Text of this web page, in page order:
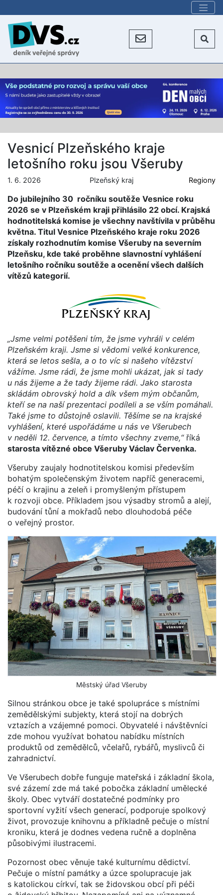
Vesnicí Plzeňského kraje
letošního roku jsou Všeruby
1. 6. 2026 Plzeňský kraj Regiony
Do jubilejního 30 ročníku soutěže Vesnice roku
2026 se v Plzeňském kraji přihlásilo 22 obcí. Krajská
hodnotitelská komise je všechny navštívila v průběhu
května. Titul Vesnice Plzeňského kraje roku 2026
získaly rozhodnutím komise Všeruby na severním
Plzeňsku, kde také proběhne slavnostní vyhlášení
letošního ročníku soutěže a ocenění všech dalších
vítězů kategorií.
„Jsme velmi potěšeni tím, že jsme vyhráli v celém
Plzeňském kraji. Jsme si vědomi velké konkurence,
která se letos sešla, a o to víc si našeho vítězství
vážíme. Jsme rádi, že jsme mohli ukázat, jak si tady
u nás žijeme a že tady žijeme rádi. Jako starosta
skládám obrovský hold a dík všem mým občanům,
kteří se na naší prezentaci podíleli a se vším pomáhali.
Také jsme to důstojně oslavili. Těšíme se na krajské
vyhlášení, které uspořádáme u nás ve Všerubech
v neděli 12. července, a tímto všechny zveme,“říká
starosta vítězné obce Všeruby Václav Červenka.
Všeruby zaujaly hodnotitelskou komisi především
bohatým společenským životem napříč generacemi,
péčí o krajinu a zeleň i promyšleným přístupem
k rozvoji obce. Příkladem jsou výsadby stromů a alejí,
budování tůní a mokřadů nebo dlouhodobá péče
o veřejný prostor.
Městský úřad Všeruby
Silnou stránkou obce je také spolupráce s místními
zemědělskými subjekty, která stojí na dobrých
vztazích a vzájemné pomoci. Obyvatelé i návštěvníci
zde mohou využívat bohatou nabídku místních
produktů od zemědělců, včelařů, rybářů, myslivců či
zahradnictví.
Ve Všerubech dobře funguje mateřská i základní škola,
své zázemí zde má také pobočka základní umělecké
školy. Obec vytváří dostatečné podmínky pro
sportovní vyžití všech generací, podporuje spolkový
život, provozuje knihovnu a příkladně pečuje o místní
kroniku, která je dodnes vedena ručně a doplněna
působivými ilustracemi.
Pozornost obec věnuje také kulturnímu dědictví.
Pečuje o místní památky a úzce spolupracuje jak
s katolickou církví, tak se židovskou obcí při péči